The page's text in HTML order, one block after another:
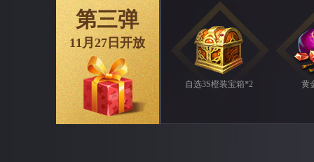
第三弹
11月27日开放
自选3S橙装宝箱*2 黄